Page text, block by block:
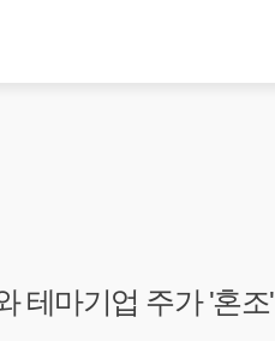
테마기업 주가 '혼조'